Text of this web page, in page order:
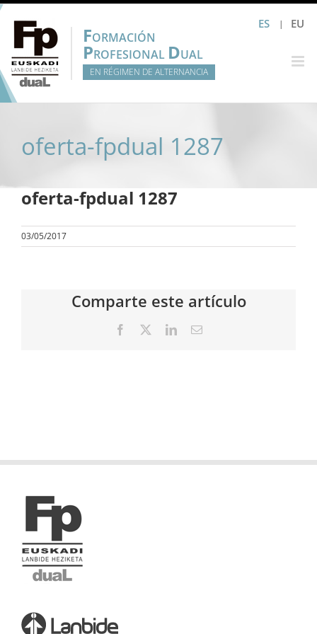
Saltar
contenido
ES EU
FORMACIÓN
PROFESIONAL DUAL
EN RÉGIMEN DE ALTERNANCIA
oferta-fpdual 1287
oferta-fpdual 1287
03/05/2017
Comparte este artículo
Facebook LinkedInCorreo